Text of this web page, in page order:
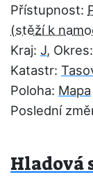
Přístupnost:
Kraj: J, Okres:
Katastr:
Poloha: Mapa
Poslední
Hladová